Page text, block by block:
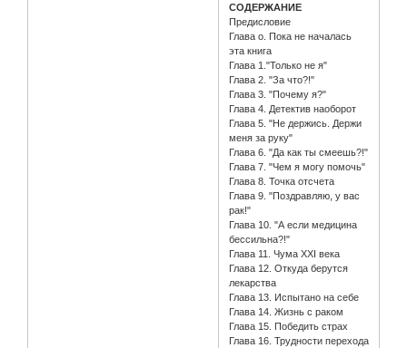
СОДЕРЖАНИЕ
Предисловие
Глава о. Пока не началась
эта книга
Глава 1."Только не я"
Глава 2. "За что?!"
Глава 3. "Почему я?"
Глава 4. Детектив наоборот
Глава 5. "Не держись. Держи
меня за руку"
Глава 6. "Да как ты смеешь?!"
Глава 7. "Чем я могу помочь"
Глава 8. Точка отсчета
Глава 9. "Поздравляю, у вас
рак!"
Глава 10. "А если медицина
бессильна?!"
Глава 11. Чума XXI века
Глава 12. Откуда берутся
лекарства
Глава 13. Испытано на себе
Глава 14. Жизнь с раком
Глава 15. Победить страх
Глава 16. Трудности перехода